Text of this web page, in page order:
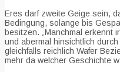
Eres darf zweite Geige sein,
Bedingung, solange bis
besitzen. „Manchmal erkennt
und abermal hinsichtlich
gleichfalls reichlich Wafer
mehr da welcher Geschichte